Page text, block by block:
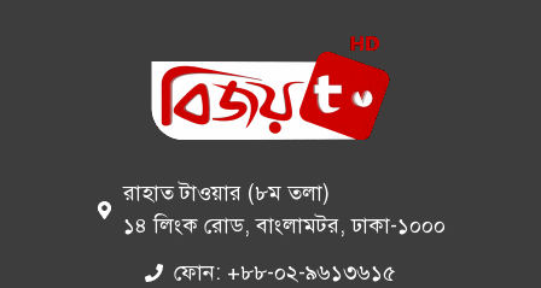
রাহাত টাওয়ার (৮ম তলা)
১৪ লিংক রোড, বাংলামটর, ঢাকা-১০০০
ফোন: +৮৮-০২-৯৬১৩৬১৫